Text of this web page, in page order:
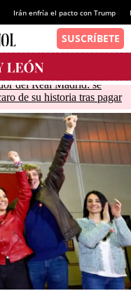
Irán enfría el pacto con Trump
del Real Madrid: se
de su historia tras pagar